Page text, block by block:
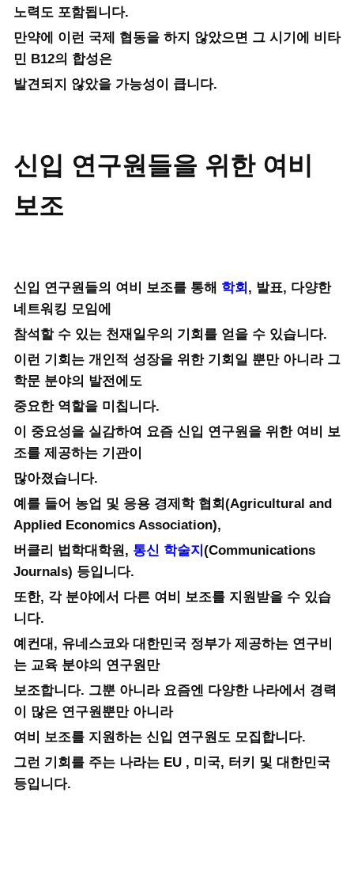
노력도 포함됩니다.
만약에 이런 국제 협동을 하지 않았으면 그 시기에 비타
민 B12의 합성은
발견되지 않았을 가능성이 큽니다.
신입 연구원들을 위한 여비
보조
신입 연구원들의 여비 보조를 통해 학회 , 발표, 다양한
네트워킹 모임에
참석할 수 있는 천재일우의 기회를 얻을 수 있습니다.
이런 기회는 개인적 성장을 위한 기회일 뿐만 아니라 그
학문 분야의 발전에도
중요한 역할을 미칩니다.
이 중요성을 실감하여 요즘 신입 연구원을 위한 여비 보
조를 제공하는 기관이
많아졌습니다.
예를 들어 농업 및 응용 경제학 협회(Agricultural and
Applied Economics Association),
버클리 법학대학원, 통신 학술지 (Communications
Journals) 등입니다.
또한, 각 분야에서 다른 여비 보조를 지원받을 수 있습
니다.
예컨대, 유네스코와 대한민국 정부가 제공하는 연구비
는 교육 분야의 연구원만
보조합니다. 그뿐 아니라 요즘엔 다양한 나라에서 경력
이 많은 연구원뿐만 아니라
여비 보조를 지원하는 신입 연구원도 모집합니다.
그런 기회를 주는 나라는 EU , 미국, 터키 및 대한민국
등입니다.